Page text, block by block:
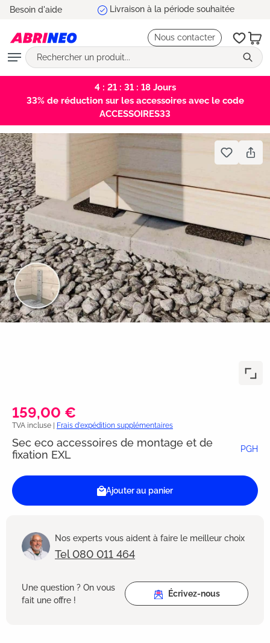
principal
Besoin d'aide Livraison à la période souhaitée
Nous contacter
4 : 21 : 31 : 18Jours
33% de réduction sur les accessoires avec le code
ACCESSOIRES33
Bildergalerie überspringen
159,00 €
TVA incluse | Frais d'expédition supplémentaires
Sec eco accessoires de montage et de
fixation EXL
PGH
Ajouter au panier
Nos experts vous aident à faire le meilleur choix
Tel 080 011 464
Une question ? On vous
fait une offre !
Écrivez-nous